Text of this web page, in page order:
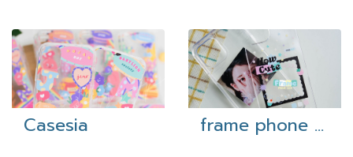
Casesia frame phone case